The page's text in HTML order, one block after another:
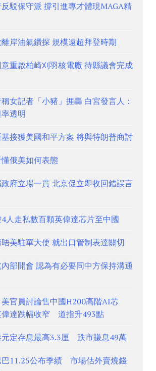
駁保守派 撐引進專才體現MAGA精
岸油氣鑽探 規模遠超拜登時期
重啟柏崎刈羽核電廠 待縣議會完成
女記者「小豬」捱轟 白宮發言人：
透明
接獲美國和平方案 將與特朗普商討
俄美如何表態
府立場一貫 北京促立即收回錯誤言
人走私數百顆英偉達芯片至中國
美駐華大使 就出口管制表達關切
部開會 認為有必要同中方保持溝通
官員討論售中國H200高階AI芯
達跌幅收窄 道指升493點
元定存息最高3.3厘 跌市賺息49萬
巴11.25公布季績 市場估外賣燒錢